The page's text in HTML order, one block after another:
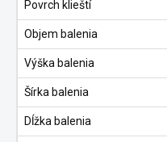
Povrch klieští
Objem balenia
Výška balenia
Šírka balenia
Dĺžka balenia